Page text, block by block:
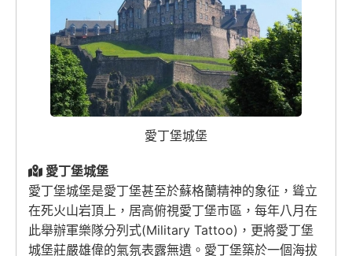
愛丁堡城堡
愛丁堡城堡
愛丁堡城堡是愛丁堡甚至於蘇格蘭精神的象征，聳立
在死火山岩頂上，居高俯視愛丁堡市區，每年八月在
此舉辦軍樂隊分列式(Military Tattoo)，更將愛丁堡
城堡莊嚴雄偉的氣氛表露無遺。愛丁堡築於一個海拔